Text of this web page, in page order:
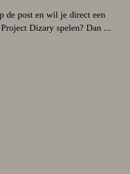
de post en wil je direct een
Dizary spelen? Dan ...